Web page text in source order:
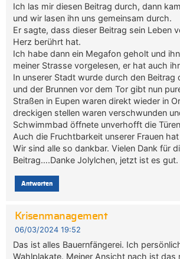
Ich las mir diesen Beitrag durch, dann
und wir lasen ihn uns gemeinsam durch.
Er sagte, dass dieser Beitrag sein Leben
Herz berührt hat.
Ich habe dann ein Megafon geholt und
meiner Strasse vorgelesen, er hat auch
In unserer Stadt wurde durch den Beitrag
und der Brunnen vor dem Tor gibt nun
Straßen in Eupen waren direkt wieder in
dreckigen stellen waren verschwunden
Schwimmbad öffnete unverhofft die
Auch die Fruchtbarkeit unserer Frauen
Wir sind alle so dankbar. Vielen Dank für
Beitrag….Danke Jolylchen, jetzt ist es gut.
Antworten
Krisenmanagement
06/03/2024 19:52
Das ist alles Bauernfängerei. Ich
Wahlplakate. Meiner Ansicht nach ist das